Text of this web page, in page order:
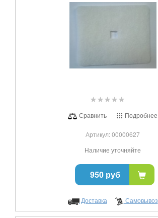
Сравнить Подробнее
Артикул: 00000627
Наличие уточняйте
950 руб
Доставка Самовывоз